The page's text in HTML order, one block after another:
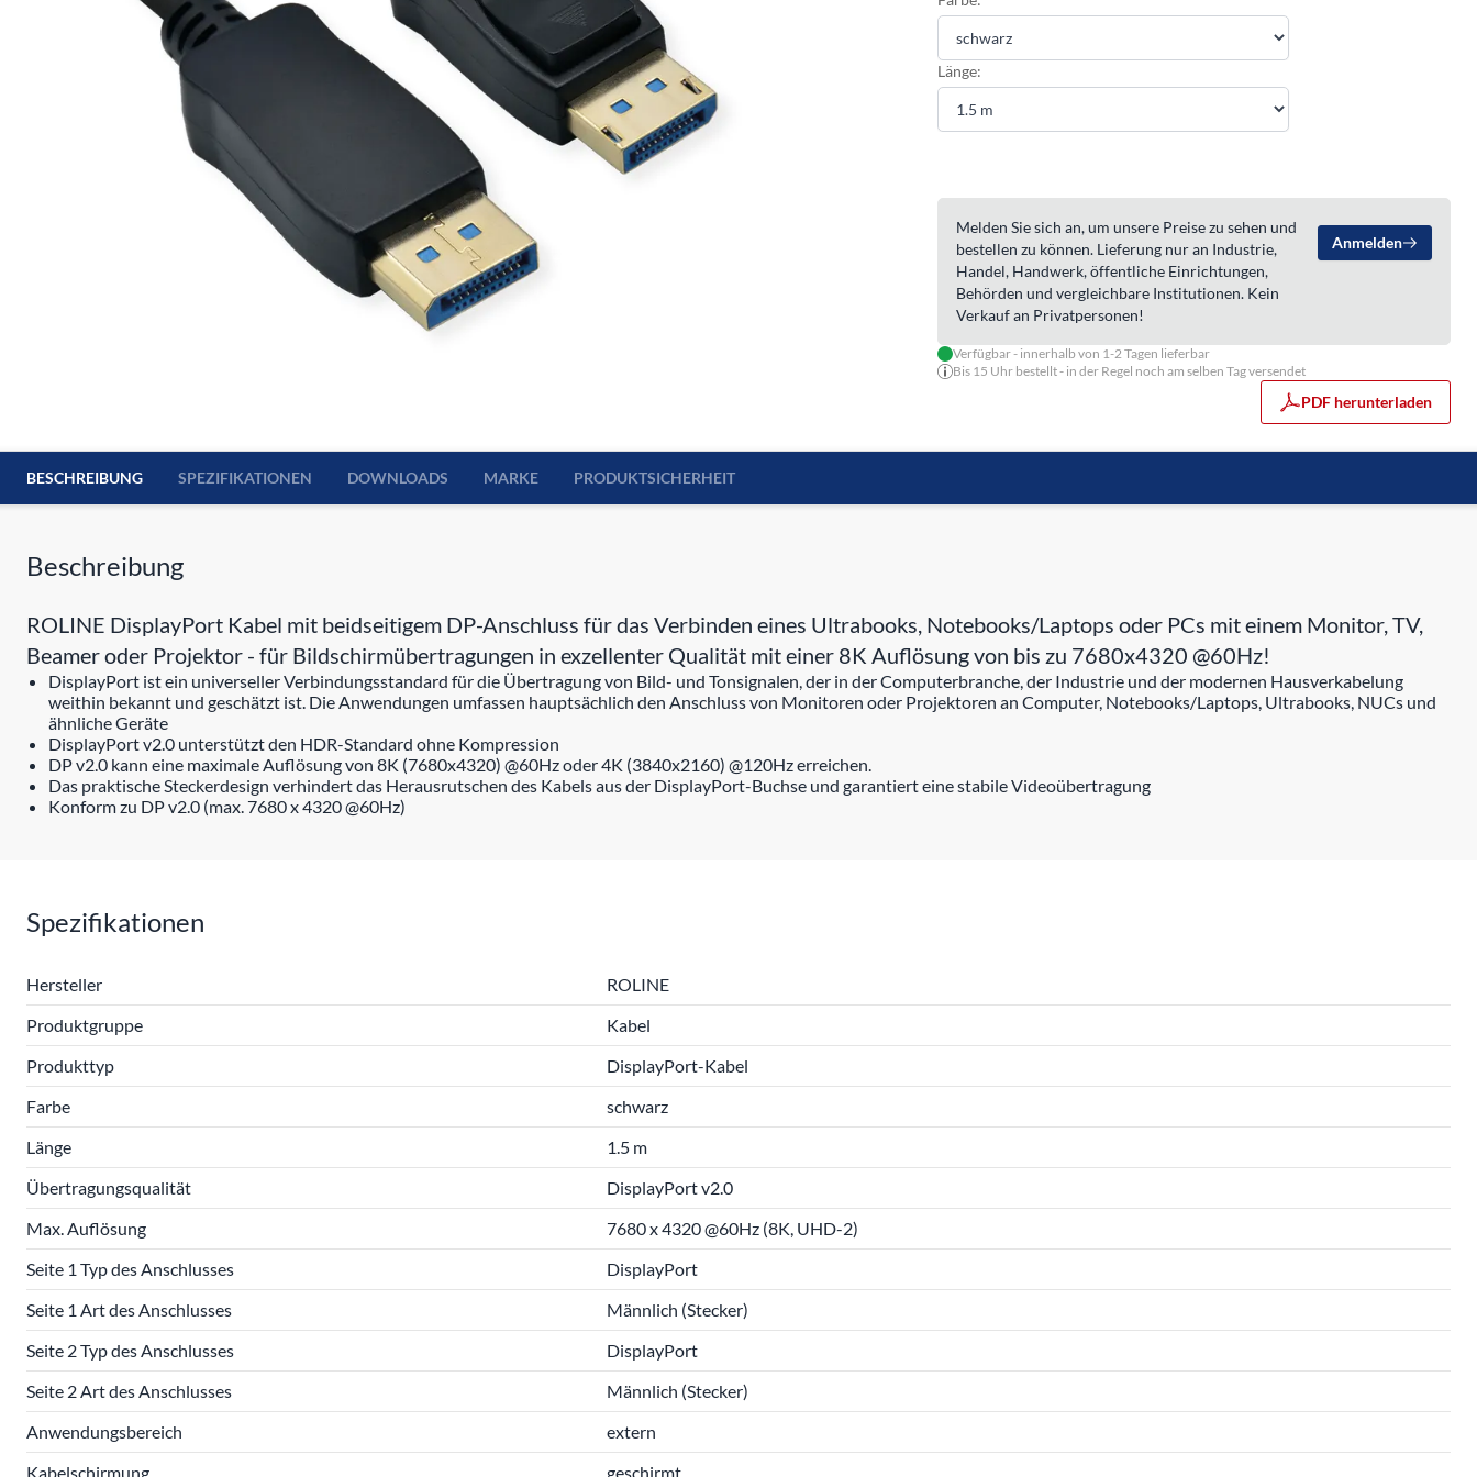
Länge:
Melden Sie sich an, um unsere Preise zu sehen und
bestellen zu können. Lieferung nur an Industrie,
Handel, Handwerk, öffentliche Einrichtungen,
Behörden und vergleichbare Institutionen. Kein
Verkauf an Privatpersonen!
Anmelden
Verfügbar - innerhalb von 1-2 Tagen lieferbar
Bis 15 Uhr bestellt - in der Regel noch am selben Tag versendet
PDF herunterladen
BESCHREIBUNG SPEZIFIKATIONEN DOWNLOADS MARKE PRODUKTSICHERHEIT
Beschreibung
ROLINE DisplayPort Kabel mit beidseitigem DP-Anschluss für das Verbinden eines Ultrabooks, Notebooks/Laptops oder PCs mit einem Monitor, TV,
Beamer oder Projektor - für Bildschirmübertragungen in exzellenter Qualität mit einer 8K Auflösung von bis zu 7680x4320 @60Hz!
DisplayPort ist ein universeller Verbindungsstandard für die Übertragung von Bild- und Tonsignalen, der in der Computerbranche, der Industrie und der modernen Hausverkabelung
weithin bekannt und geschätzt ist. Die Anwendungen umfassen hauptsächlich den Anschluss von Monitoren oder Projektoren an Computer, Notebooks/Laptops, Ultrabooks, NUCs und
ähnliche Geräte
DisplayPort v2.0 unterstützt den HDR-Standard ohne Kompression
DP v2.0 kann eine maximale Auflösung von 8K (7680x4320) @60Hz oder 4K (3840x2160) @120Hz erreichen.
Das praktische Steckerdesign verhindert das Herausrutschen des Kabels aus der DisplayPort-Buchse und garantiert eine stabile Videoübertragung
Konform zu DP v2.0 (max. 7680 x 4320 @60Hz)
Spezifikationen
Hersteller
ROLINE
Produktgruppe
Kabel
Produkttyp
DisplayPort-Kabel
Farbe
schwarz
Länge
1.5 m
Übertragungsqualität
DisplayPort v2.0
Max. Auflösung
7680 x 4320 @60Hz (8K, UHD-2)
Seite 1 Typ des Anschlusses
DisplayPort
Seite 1 Art des Anschlusses
Männlich (Stecker)
Seite 2 Typ des Anschlusses
DisplayPort
Seite 2 Art des Anschlusses
Männlich (Stecker)
Anwendungsbereich
extern
Kabelschirmung
geschirmt